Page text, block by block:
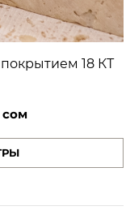
18 КТ
сомТекущая